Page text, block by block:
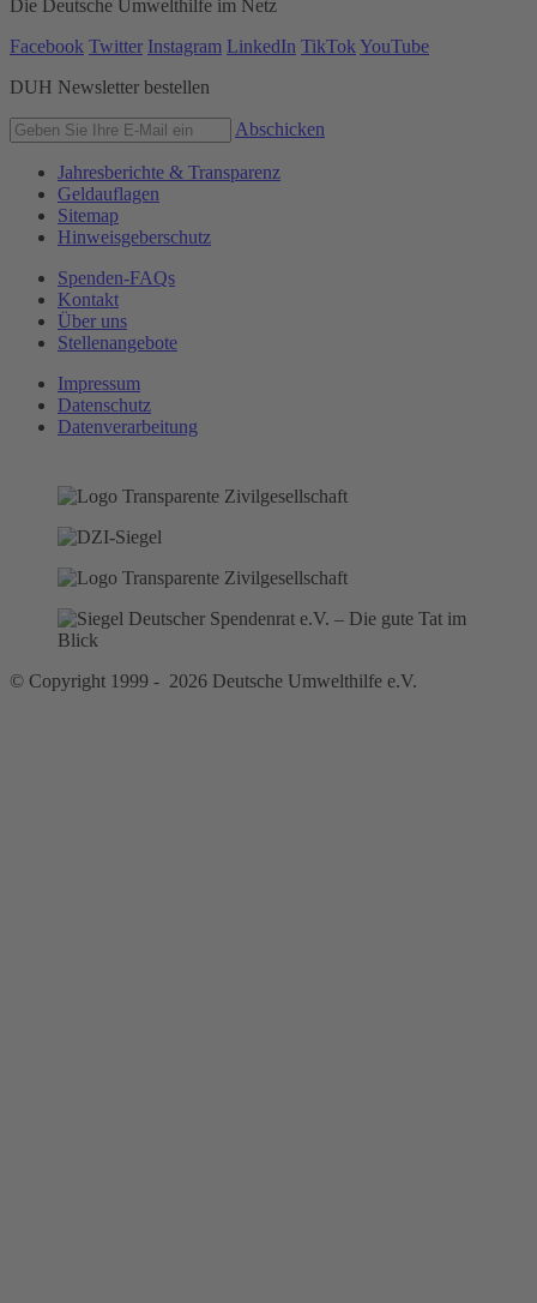
Die Deutsche Umwelthilfe im Netz
Facebook Twitter Instagram LinkedIn TikTok YouTube
DUH Newsletter bestellen
Abschicken
Jahresberichte & Transparenz
Geldauflagen
Sitemap
Hinweisgeberschutz
Spenden-FAQs
Kontakt
Über uns
Stellenangebote
Impressum
Datenschutz
Datenverarbeitung
© Copyright 1999 - 2026 Deutsche Umwelthilfe e.V.